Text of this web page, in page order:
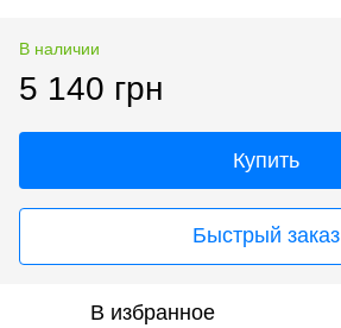
В наличии
5 140 грн
Купить
Быстрый заказ
В избранное